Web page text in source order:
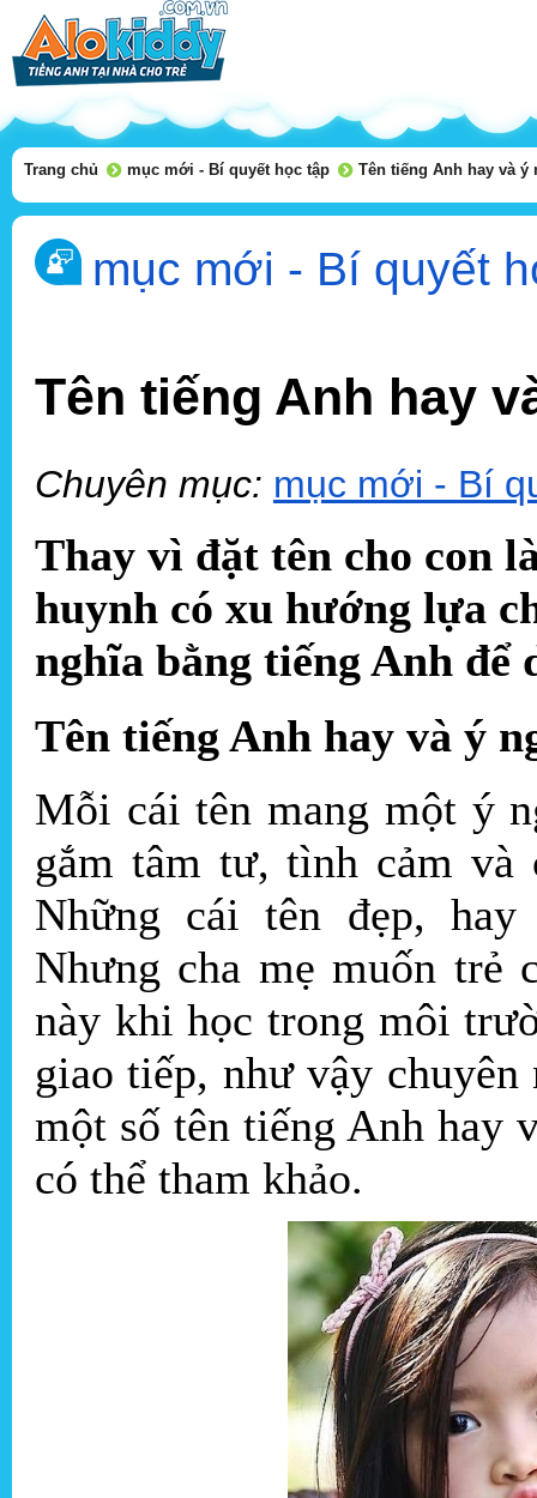
Trang chủ mục mới - Bí quyết học tập Tên tiếng Anh hay và ý
mục mới - Bí quyết
Tên tiếng Anh hay
Chuyên mục: mục mới - Bí
Thay vì đặt tên cho con
huynh có xu hướng lựa
nghĩa bằng tiếng Anh để
Tên tiếng Anh hay và ý
Mỗi cái tên mang một ý
gắm tâm tư, tình cảm và
Những cái tên đẹp,
Nhưng cha mẹ muốn trẻ
này khi học trong môi
giao tiếp, như vậy
một số tên tiếng Anh hay
có thể tham khảo.